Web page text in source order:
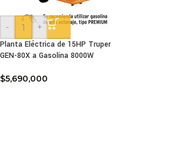
-
+
Planta Eléctrica de 15HP Truper
GEN-80X a Gasolina 8000W
$5,690,000